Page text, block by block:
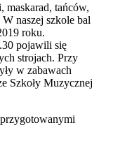
maskarad, tańców,
naszej szkole bal
roku.
pojawili się
strojach. Przy
w zabawach
Szkoły Muzycznej